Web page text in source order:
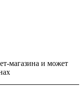
магазина и может